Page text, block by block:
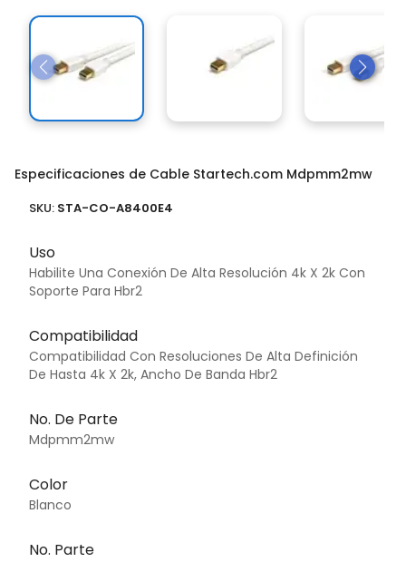
Especificaciones de Cable Startech.com Mdpmm2mw
SKU: STA-CO-A8400E4
Uso
Habilite Una Conexión De Alta Resolución 4k X 2k Con
Soporte Para Hbr2
Compatibilidad
Compatibilidad Con Resoluciones De Alta Definición
De Hasta 4k X 2k, Ancho De Banda Hbr2
No. De Parte
Mdpmm2mw
Color
Blanco
No. Parte